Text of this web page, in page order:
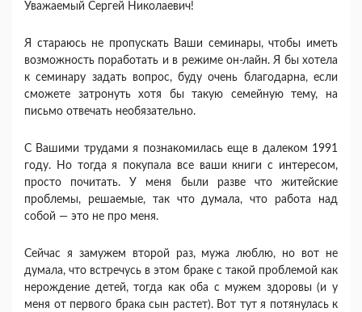
Уважаемый Сергей Николаевич!
Я стараюсь не пропускать Ваши семинары, чтобы иметь
возможность поработать и в режиме он-лайн. Я бы хотела
к семинару задать вопрос, буду очень благодарна, если
сможете затронуть хотя бы такую семейную тему, на
письмо отвечать необязательно.
C Вашими трудами я познакомилась еще в далеком 1991
году. Но тогда я покупала все ваши книги с интересом,
просто почитать. У меня были разве что житейские
проблемы, решаемые, так что думала, что работа над
собой — это не про меня.
Сейчас я замужем второй раз, мужа люблю, но вот не
думала, что встречусь в этом браке с такой проблемой как
нерождение детей, тогда как оба с мужем здоровы (и у
меня от первого брака сын растет). Вот тут я потянулась к